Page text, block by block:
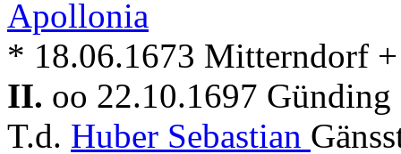
Apollonia
* 18.06.1673 Mitterndorf
II. oo 22.10.1697
T.d. Huber Sebastian